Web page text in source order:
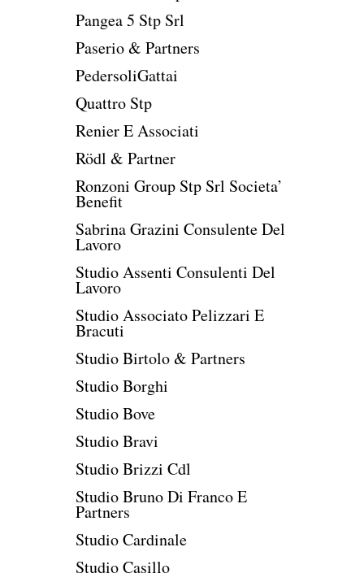
Pangea 5 Stp Srl
Paserio & Partners
PedersoliGattai
Quattro Stp
Renier E Associati
Rödl & Partner
Ronzoni Group Stp Srl Societa’
Benefit
Sabrina Grazini Consulente Del
Lavoro
Studio Assenti Consulenti Del
Lavoro
Studio Associato Pelizzari E
Bracuti
Studio Birtolo & Partners
Studio Borghi
Studio Bove
Studio Bravi
Studio Brizzi Cdl
Studio Bruno Di Franco E
Partners
Studio Cardinale
Studio Casillo